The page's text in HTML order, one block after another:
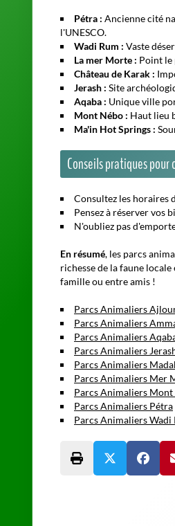
Pétra : Ancienne cité
l'UNESCO.
Wadi Rum : Vaste
La mer Morte : Point le
Château de Karak :
Jerash : Site
Aqaba : Unique ville
Mont Nébo : Haut lieu
Ma'in Hot Springs :
Conseils pratiques
Pensez à réserver vos
N'oubliez pas
En résumé, les parcs
richesse de la faune
famille ou entre amis !
Parcs Animaliers
Parcs Animaliers
Parcs Animaliers
Parcs Animaliers
Parcs Animaliers
Parcs Animaliers Mer
Parcs Animaliers Mont
Parcs Animaliers Pétra
Parcs Animaliers Wadi